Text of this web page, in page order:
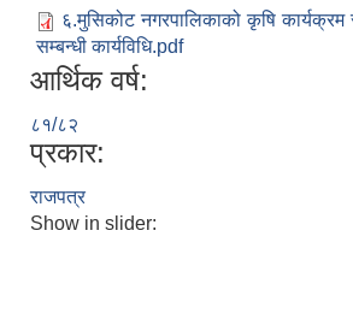
६.मुसिकोट नगरपालिकाको कृषि
सम्बन्धी कार्यविधि.pdf
आर्थिक वर्ष:
८१/८२
प्रकार:
राजपत्र
Show in slider: